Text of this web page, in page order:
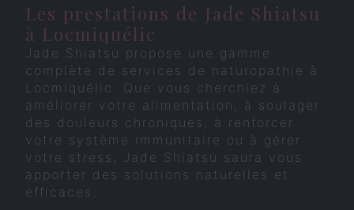
Les prestations de Jade Shiatsu
à Locmiquélic
Jade Shiatsu propose une gamme
complète de services de naturopathie à
Locmiquélic. Que vous cherchiez à
améliorer votre alimentation, à soulager
des douleurs chroniques, à renforcer
votre système immunitaire ou à gérer
votre stress, Jade Shiatsu saura vous
apporter des solutions naturelles et
efficaces.